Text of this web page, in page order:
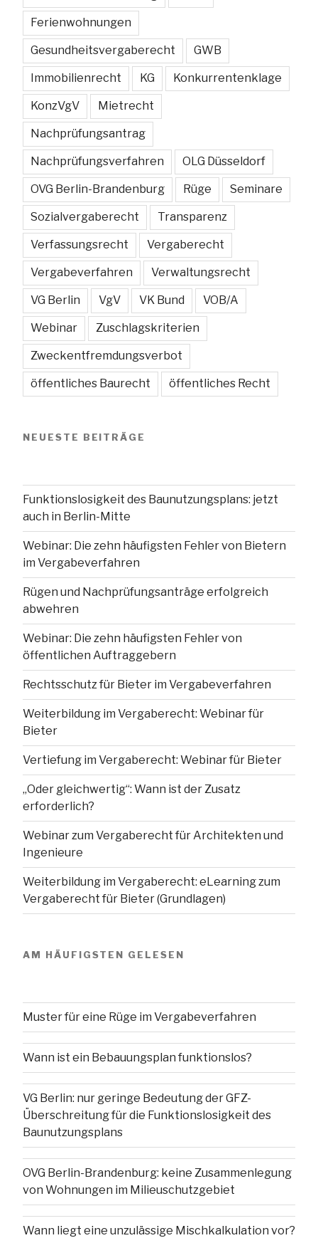
Ferienwohnungen
Gesundheitsvergaberecht GWB
Immobilienrecht KG Konkurrentenklage
KonzVgV Mietrecht
Nachprüfungsantrag
Nachprüfungsverfahren OLG Düsseldorf
OVG Berlin-Brandenburg Rüge Seminare
Sozialvergaberecht Transparenz
Verfassungsrecht Vergaberecht
Vergabeverfahren Verwaltungsrecht
VG Berlin VgV VK Bund VOB/A
Webinar Zuschlagskriterien
Zweckentfremdungsverbot
öffentliches Baurecht öffentliches Recht
NEUESTE BEITRÄGE
Funktionslosigkeit des Baunutzungsplans: jetzt
auch in Berlin-Mitte
Webinar: Die zehn häufigsten Fehler von Bietern
im Vergabeverfahren
Rügen und Nachprüfungsanträge erfolgreich
abwehren
Webinar: Die zehn häufigsten Fehler von
öffentlichen Auftraggebern
Rechtsschutz für Bieter im Vergabeverfahren
Weiterbildung im Vergaberecht: Webinar für
Bieter
Vertiefung im Vergaberecht: Webinar für Bieter
„Oder gleichwertig“: Wann ist der Zusatz
erforderlich?
Webinar zum Vergaberecht für Architekten und
Ingenieure
Weiterbildung im Vergaberecht: eLearning zum
Vergaberecht für Bieter (Grundlagen)
AM HÄUFIGSTEN GELESEN
Muster für eine Rüge im Vergabeverfahren
Wann ist ein Bebauungsplan funktionslos?
VG Berlin: nur geringe Bedeutung der GFZ-
Überschreitung für die Funktionslosigkeit des
Baunutzungsplans
OVG Berlin-Brandenburg: keine Zusammenlegung
von Wohnungen im Milieuschutzgebiet
Wann liegt eine unzulässige Mischkalkulation vor?